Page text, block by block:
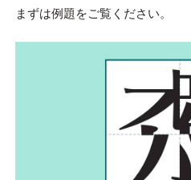
まずは例題をご覧ください。